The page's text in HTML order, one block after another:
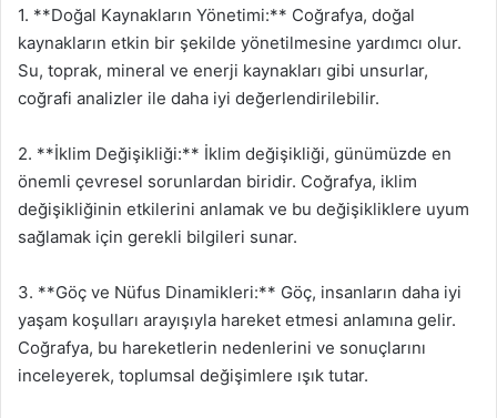
1. **Doğal Kaynakların Yönetimi:** Coğrafya, doğal
kaynakların etkin bir şekilde yönetilmesine yardımcı olur.
Su, toprak, mineral ve enerji kaynakları gibi unsurlar,
coğrafi analizler ile daha iyi değerlendirilebilir.
2. **İklim Değişikliği:** İklim değişikliği, günümüzde en
önemli çevresel sorunlardan biridir. Coğrafya, iklim
değişikliğinin etkilerini anlamak ve bu değişikliklere uyum
sağlamak için gerekli bilgileri sunar.
3. **Göç ve Nüfus Dinamikleri:** Göç, insanların daha iyi
yaşam koşulları arayışıyla hareket etmesi anlamına gelir.
Coğrafya, bu hareketlerin nedenlerini ve sonuçlarını
inceleyerek, toplumsal değişimlere ışık tutar.